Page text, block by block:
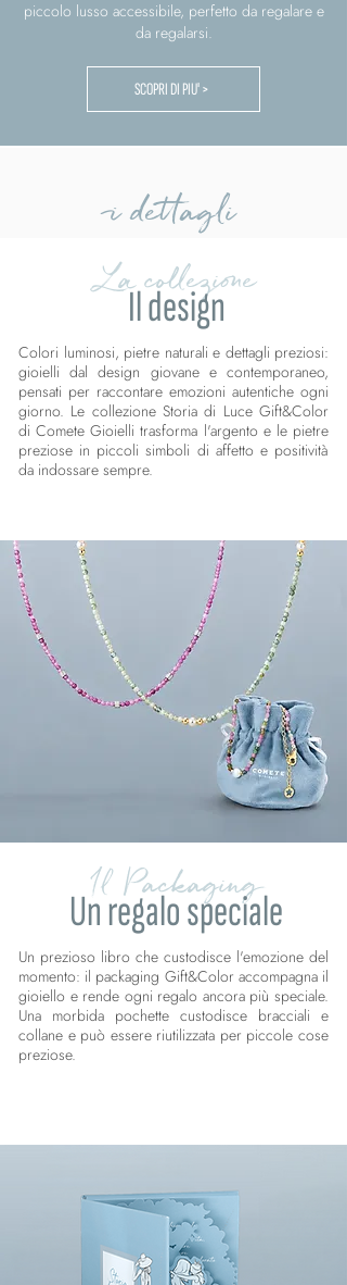
piccolo lusso accessibile, perfetto da regalare e
da regalarsi.
SCOPRI DI PIU' >
i dettagli
La collezione
Il design
Colori luminosi, pietre naturali e dettagli preziosi:
gioielli dal design giovane e contemporaneo,
pensati per raccontare emozioni autentiche ogni
giorno. Le collezione Storia di Luce Gift&Color
di Comete Gioielli trasforma l'argento e le pietre
preziose in piccoli simboli di affetto e positività
da indossare sempre.
Il Packaging
Un regalo speciale
Un prezioso libro che custodisce l'emozione del
momento: il packaging Gift&Color accompagna il
gioiello e rende ogni regalo ancora più speciale.
Una morbida pochette custodisce bracciali e
collane e può essere riutilizzata per piccole cose
preziose.